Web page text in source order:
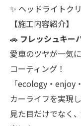
✨ ヘッドライトク
【施工内容紹介】
🚗 フレッシュキー
愛車のツヤが一気
コーティング！
「ecology・enjoy
カーライフを実現し
見た目だけでなく